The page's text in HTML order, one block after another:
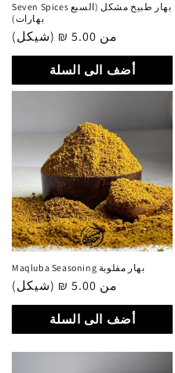
Seven Spices بهار طبيخ مشكل (السبع
بهارات)
سعر
عادي
من 5.00 ₪ (شيكل)
أضف الى السلة
Maqluba Seasoning بهار مقلوبة
سعر
عادي
من 5.00 ₪ (شيكل)
أضف الى السلة